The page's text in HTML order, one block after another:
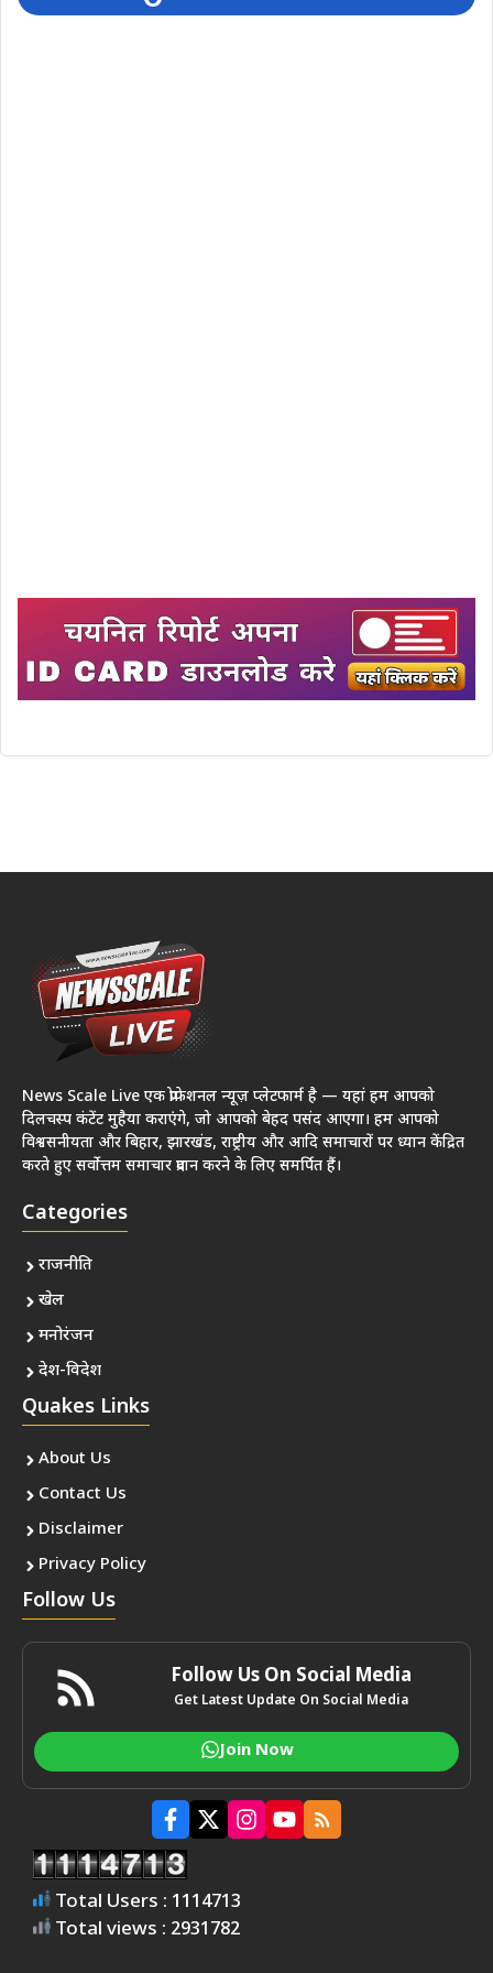
News Scale Live एक प्रोफेशनल न्यूज़ प्लेटफार्म है — यहां हम आपको
दिलचस्प कंटेंट मुहैया कराएंगे, जो आपको बेहद पसंद आएगा। हम आपको
विश्वसनीयता और बिहार, झारखंड, राष्ट्रीय और आदि समाचारों पर ध्यान केंद्रित
करते हुए सर्वोत्तम समाचार प्रदान करने के लिए समर्पित हैं।
Categories
राजनीति
खेल
मनोरंजन
देश-विदेश
Quakes Links
About Us
Contact Us
Disclaimer
Privacy Policy
Follow Us
Follow Us On Social Media
Get Latest Update On Social Media
Join Now
Total Users : 1114713
Total views : 2931782